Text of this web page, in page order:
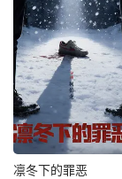
凛冬下的罪恶